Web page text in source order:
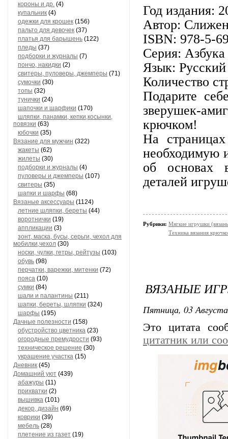
короны и др. (4)
купальник (4)
одежки для крошек (156)
пальто для девочек (37)
платья для барышень (122)
пледы (37)
подборки и журналы (7)
пончо, накидки (2)
свитеры, пуловеры, джемперы (71)
сумочки (30)
топы (32)
тунички (24)
шапочки и шарфики (170)
шляпки, панамки, кепки,косынки,
повязки (63)
юбочки (35)
Вязание для мужчин (322)
жакеты (62)
жилеты (30)
подборки и журналы (4)
пуловеры и джемперы (107)
свитеры (35)
шапки и шарфы (68)
Вязаные аксессуары (1124)
летние шляпки, береты (44)
воротнички (19)
аппликации (3)
зонт, маска, бусы, серьги, чехол для
мобилки,чехол (30)
носки, чулки, гетры, рейтузы (103)
обувь (98)
перчатки, варежки, митенки (72)
пояса (10)
сумки (84)
шали и палантины (211)
шапки, береты, шляпки (324)
шарфы (195)
Дачные полезности (158)
обустройство цветника (23)
огородные премудрости (93)
техническое решение (30)
украшение участка (15)
Дневник (45)
Домашний уют (439)
абажуры (11)
прихватки (2)
вышивка (101)
декор, дизайн (69)
коврики (39)
мебель (28)
плетение из газет (19)
Год издания:
Автор:
ISBN: 978-5-
Серия: Азбука
Язык: Русский
Количество
Подарите
зверушек-
крючком!
На
необходимую
об основах
деталей
Рубрики: Мягкие игрушки
Техника вязания
ВЯЗАНЫЕ
Пятница, 03
Это цитата
цитатник или